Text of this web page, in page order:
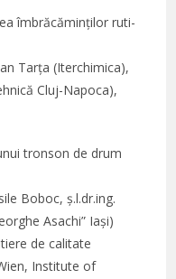
îmbrăcăminților ruti-
Tarța (Iterchimica),
Cluj-Napoca),
tronson de drum
Boboc, ș.l.dr.ing.
Asachi” Iași)
de calitate
Institute of